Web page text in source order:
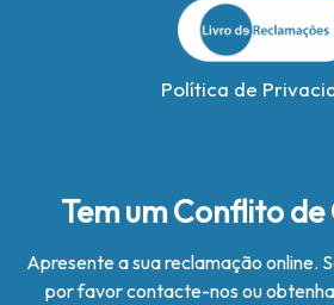
Política de
Tem um Conflito de
Apresente a sua reclamação online.
por favor contacte-nos ou